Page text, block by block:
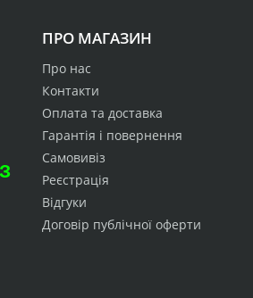
ПРО МАГАЗИН
Про нас
Контакти
Оплата та доставка
Гарантія і повернення
Самовивіз
Реєстрація
Відгуки
Договір публічної оферти